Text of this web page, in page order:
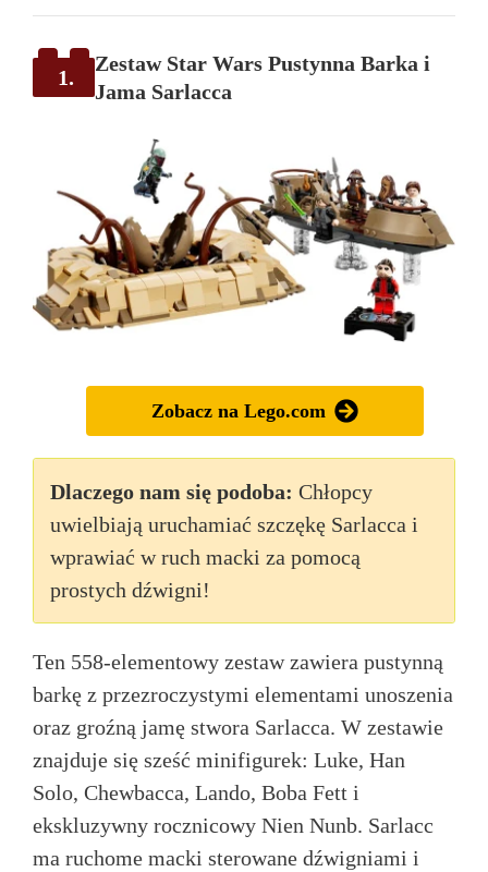
1.
Zestaw Star Wars Pustynna Barka i
Jama Sarlacca
Zobacz na Lego.com
Dlaczego nam się podoba: Chłopcy
uwielbiają uruchamiać szczękę Sarlacca i
wprawiać w ruch macki za pomocą
prostych dźwigni!
Ten 558-elementowy zestaw zawiera pustynną
barkę z przezroczystymi elementami unoszenia
oraz groźną jamę stwora Sarlacca. W zestawie
znajduje się sześć minifigurek: Luke, Han
Solo, Chewbacca, Lando, Boba Fett i
ekskluzywny rocznicowy Nien Nunb. Sarlacc
ma ruchome macki sterowane dźwigniami i